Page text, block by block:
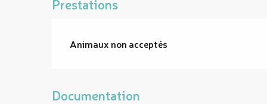
Prestations
Animaux non acceptés
Documentation